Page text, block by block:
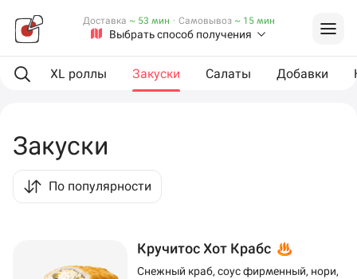
Выбрать способ получения
Доставка ~ 53 мин · Самовывоз ~ 15 мин
XL роллы Закуски Салаты Добавки
Закуски
По популярности
Кручитос Хот Крабс
Снежный краб, соус фирменный, нори,